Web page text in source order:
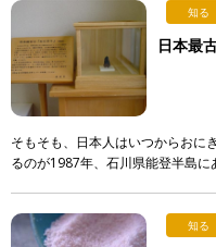
知る
日本最
そもそも、日本人はいつからおに
るのが1987年、石川県能登半島
知る